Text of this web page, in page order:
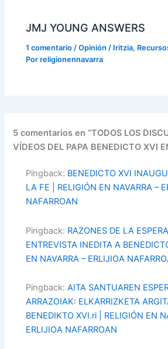
JMJ YOUNG ANSWERS
1 comentario /Opinión / Iritzia,
Porreligionennavarra
5 comentarios en “TODOS LOS
VÍDEOS DEL PAPA BENEDICTO XVI
Pingback: BENEDICTO XVI
LA FE | RELIGIÓN EN NAVARRA –
NAFARROAN
Pingback: RAZONES DE LA
ENTREVISTA INEDITA A
EN NAVARRA – ERLIJIOA
Pingback:AITA SANTUAREN
ARRAZOIAK: ELKARRIZKETA
BENEDIKTO XVI.ri | RELIGIÓN EN
ERLIJIOA NAFARROAN